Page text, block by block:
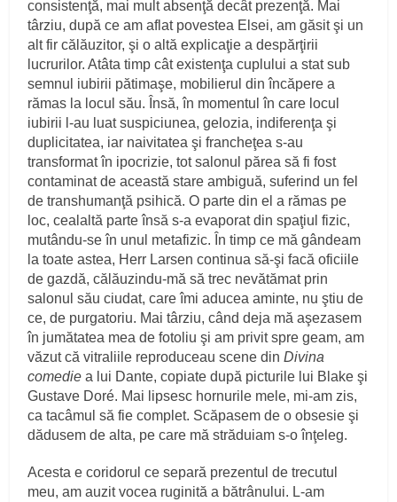
consistenţă, mai mult absenţă decât prezenţă. Mai
târziu, după ce am aflat povestea Elsei, am găsit şi un
alt fir călăuzitor, şi o altă explicaţie a despărţirii
lucrurilor. Atâta timp cât existenţa cuplului a stat sub
semnul iubirii pătimaşe, mobilierul din încăpere a
rămas la locul său. Însă, în momentul în care locul
iubirii l‑au luat suspiciunea, gelozia, indiferenţa şi
duplicitatea, iar naivitatea şi francheţea s‑au
transformat în ipocrizie, tot salonul părea să fi fost
contaminat de această stare ambiguă, suferind un fel
de transhumanţă psihică. O parte din el a rămas pe
loc, cealaltă parte însă s‑a evaporat din spaţiul fizic,
mutându‑se în unul metafizic. În timp ce mă gândeam
la toate astea, Herr Larsen continua să‑şi facă oficiile
de gazdă, călăuzindu‑mă să trec nevătămat prin
salonul său ciudat, care îmi aducea aminte, nu ştiu de
ce, de purgatoriu. Mai târziu, când deja mă aşezasem
în jumătatea mea de fotoliu şi am privit spre geam, am
văzut că vitraliile reproduceau scene dinDivina
comedie a lui Dante, copiate după picturile lui Blake şi
Gustave Doré. Mai lipsesc hornurile mele, mi‑am zis,
ca tacâmul să fie complet. Scăpasem de o obsesie şi
dădusem de alta, pe care mă străduiam s‑o înţeleg.
Acesta e coridorul ce separă prezentul de trecutul
meu, am auzit vocea ruginită a bătrânului. L‑am